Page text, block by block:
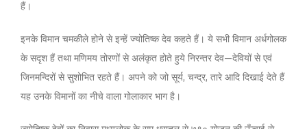
हैं।
इनके विमान चमकीले होने से इन्हें ज्योतिष्क देव कहते हैं। ये सभी विमान अर्धगोलक
के सदृश हैं तथा मणिमय तोरणों से अलंकृत होते हुये निरन्तर देव—देवियों से एवं
जिनमन्दिरों से सुशोभित रहते हैं। अपने को जो सूर्य, चन्द्र, तारे आदि दिखाई देते हैं
यह उनके विमानों का नीचे वाला गोलाकार भाग है।